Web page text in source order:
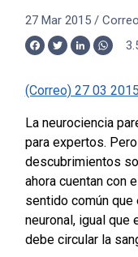
27 Mar 2015/ Correo
Facebook
TwitterLinkedIn
(Correo) 27 03 2015
La neurociencia
para expertos.
descubrimientos
ahora cuentan con
sentido común
neuronal, igual que
debe circular la